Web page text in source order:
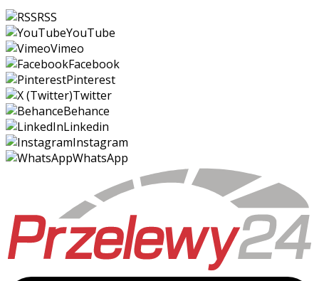
RSS
YouTube
Vimeo
Facebook
Pinterest
Twitter
Behance
Linkedin
Instagram
WhatsApp